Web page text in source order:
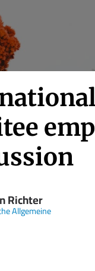
Richter
Allgemeine